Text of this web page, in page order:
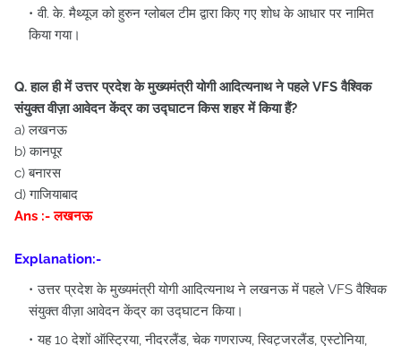
वी. के. मैथ्यूज को हुरुन ग्लोबल टीम द्वारा किए गए शोध के आधार पर नामित
किया गया।
Q. हाल ही में उत्तर प्रदेश के मुख्यमंत्री योगी आदित्यनाथ ने पहले VFS वैश्विक
संयुक्त वीज़ा आवेदन केंद्र का उद्घाटनकिस शहर मेंकिया हैं?
a) लखनऊ
b) कानपूर
c) बनारस
d) गाजियाबाद
Ans :- लखनऊ
Explanation:-
उत्तर प्रदेश के मुख्यमंत्री योगी आदित्यनाथ ने लखनऊ में पहले VFS वैश्विक
संयुक्त वीज़ा आवेदन केंद्र का उद्घाटन किया।
यह 10 देशों ऑस्ट्रिया, नीदरलैंड, चेक गणराज्य, स्विट्जरलैंड, एस्टोनिया,